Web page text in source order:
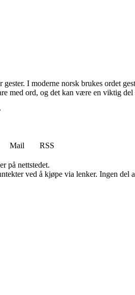
I moderne norsk brukes ordet
med ord, og det kan være en viktig
Mail
RSS
på nettstedet.
ved å kjøpe via lenker. Ingen del